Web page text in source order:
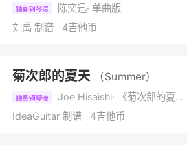
独奏钢琴谱 陈奕迅· 单曲版
刘禹 制谱 4吉他币
菊次郎的夏天 （Summer）
独奏钢琴谱 Joe Hisaishi · 《菊次郎的夏天》
IdeaGuitar 制谱 4吉他币